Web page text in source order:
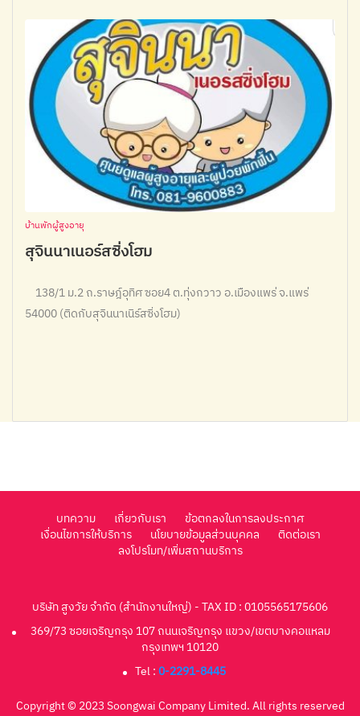
บ้านพักผู้สูงอายุ
สุจินนาเนอร์สซิ่งโฮม
138/1 ม.2 ถ.ราษฎ์อุทิศ ซอย4 ต.ทุ่งกวาว อ.เมืองแพร่ จ.แพร่
54000 (ติดกับสุจินนาเนิร์สซิ่งโฮม)
บทความ เกี่ยวกับเรา
ข้อตกลงในการลงประกาศ
เงื่อนไขการให้บริการ
นโยบายข้อมูลส่วนบุคคล
ติดต่อเรา
ลงโปรโมท/เพิ่มสถานบริการ
บริษัท สูงวัย จำกัด (สำนักงานใหญ่) - TAX ID : 0105565175606
369/73 ซอยเจริญกรุง 107 ถนนเจริญกรุง แขวง/เขตบางคอแหลม
กรุงเทพฯ 10120
Tel :0-2291-8445
Copyright © 2023 Soongwai Company Limited. All rights reserved